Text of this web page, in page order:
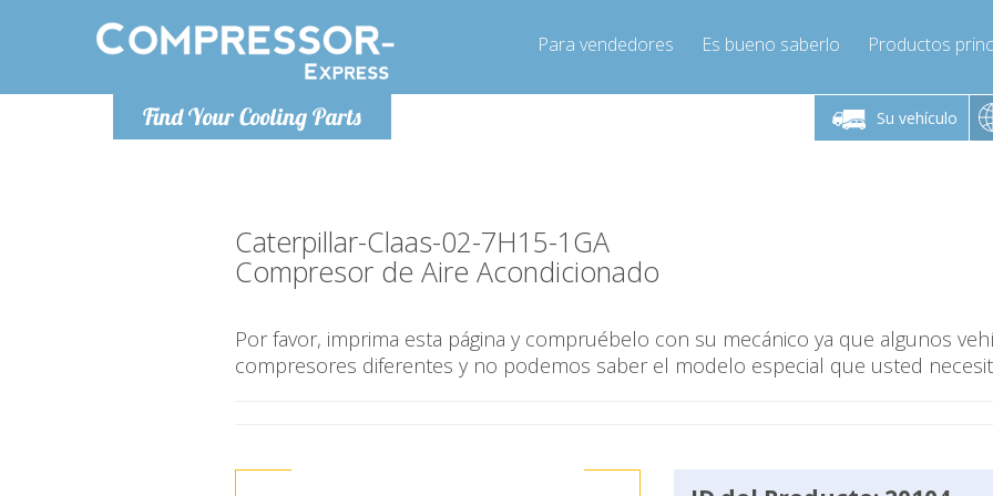
Find Your Cooling Parts
Para vendedores Es bueno saberlo Productos
Su vehículo
De lunes a viernes de 9:00 a
16:00
Info@compressor-express.es
De lunes a viernes de 9:00 a De lunes a viernes de 9:00 a
16:00
Info@compressor-express.es
De lunes a
Caterpillar-Claas-02-7H15-1GA
Compresor de Aire Acondicionado
Por favor, imprima esta página y compruébelo con su mecánico ya que algunos
compresores diferentes y no podemos saber el modelo especial que usted